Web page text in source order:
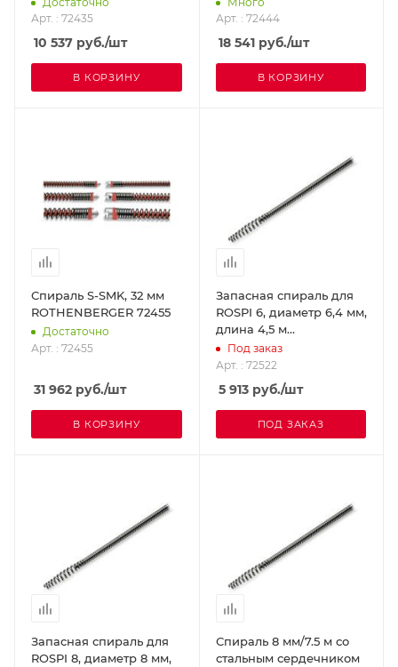
Арт. : 72435
10 537 руб./шт
В КОРЗИНУ
Арт. : 72444
18 541руб./шт
В КОРЗИНУ
Спираль S-SMK, 32 мм
ROTHENBERGER 72455
Достаточно
Арт. : 72455
31 962 руб./шт
В КОРЗИНУ
Запасная спираль для
ROSPI 6, диаметр 6,4 мм,
длина 4,5 м
ROTHENBERGER 72522
Под заказ
Арт. : 72522
5 913руб./шт
ПОД ЗАКАЗ
Запасная спираль для
ROSPI 8, диаметр 8 мм,
Спираль 8 мм/7.5 м со
стальным сердечником